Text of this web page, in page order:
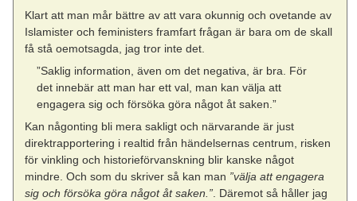
Klart att man mår bättre av att vara okunnig och ovetande av
Islamister och feministers framfart frågan är bara om de skall
få stå oemotsagda, jag tror inte det.
”Saklig information, även om det negativa, är bra. För
det innebär att man har ett val, man kan välja att
engagera sig och försöka göra något åt saken.”
Kan någonting bli mera sakligt och närvarande är just
direktrapportering i realtid från händelsernas centrum, risken
för vinkling och historieförvanskning blir kanske något
mindre. Och som du skriver så kan man ”välja att engagera
sig och försöka göra något åt saken.” . Däremot så håller jag